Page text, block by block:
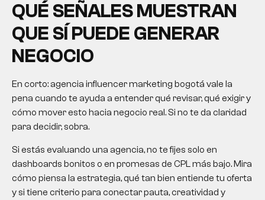
QUÉ SEÑALES MUESTRAN
QUE SÍ PUEDE GENERAR
NEGOCIO
En corto: agencia influencer marketing bogotá vale la
pena cuando te ayuda a entender qué revisar, qué exigir y
cómo mover esto hacia negocio real. Si no te da claridad
para decidir, sobra.
Si estás evaluando una agencia, no te fijes solo en
dashboards bonitos o en promesas de CPL más bajo. Mira
cómo piensa la estrategia, qué tan bien entiende tu oferta
y si tiene criterio para conectar pauta, creatividad y